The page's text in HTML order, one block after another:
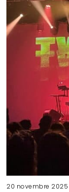
20 novembre 2025